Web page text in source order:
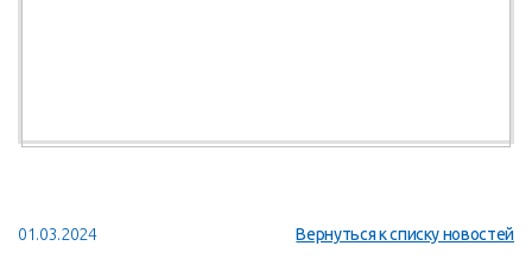
01.03.2024 Вернуться к списку новостей